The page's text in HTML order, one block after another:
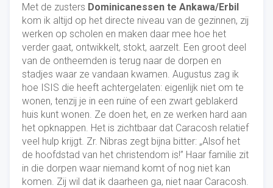
Met de zusters Dominicanessen te Ankawa/Erbil
kom ik altijd op het directe niveau van de gezinnen, zij
werken op scholen en maken daar mee hoe het
verder gaat, ontwikkelt, stokt, aarzelt. Een groot deel
van de ontheemden is terug naar de dorpen en
stadjes waar ze vandaan kwamen. Augustus zag ik
hoe ISIS die heeft achtergelaten: eigenlijk niet om te
wonen, tenzij je in een ruïne of een zwart geblakerd
huis kunt wonen. Ze doen het, en ze werken hard aan
het opknappen. Het is zichtbaar dat Caracosh relatief
veel hulp krijgt. Zr. Nibras zegt bijna bitter: „Alsof het
de hoofdstad van het christendom is!” Haar familie zit
in die dorpen waar niemand komt of nog niet kan
komen. Zij wil dat ik daarheen ga, niet naar Caracosh.